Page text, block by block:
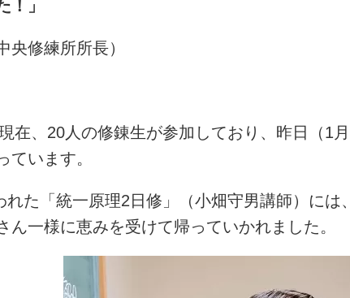
！」
修練所所長）
在、 20人の修錬生が参加しており、昨日（1 月
います。
れた「統一原理2 日修」（小畑守男講師）には、
一様に恵みを受けて帰っていかれました。